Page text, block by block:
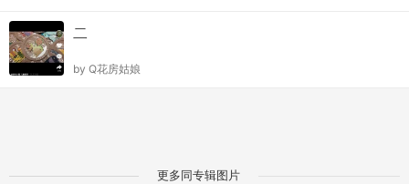
二
by Q花房姑娘
更多同专辑图片